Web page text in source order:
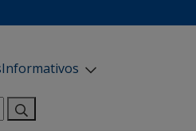
Informativos